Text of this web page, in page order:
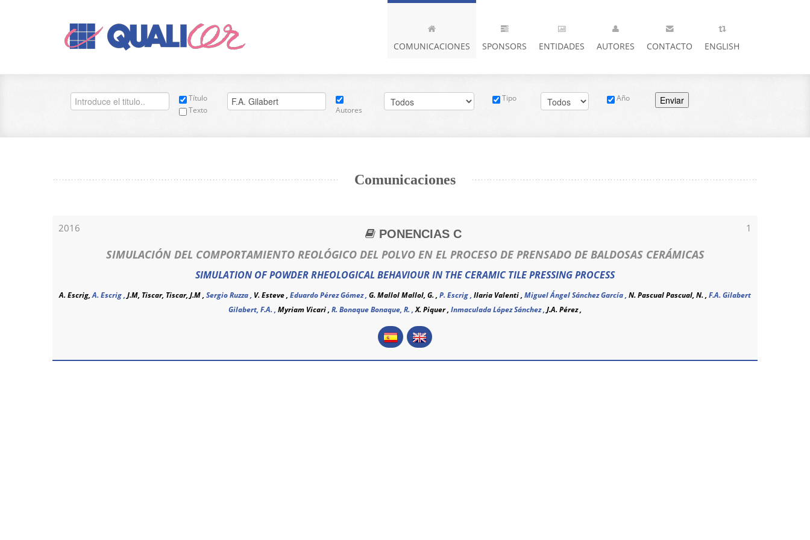
COMUNICACIONES SPONSORS ENTIDADES AUTORES CONTACTO ENGLISH
Título
Texto
Autores
Tipo Año Enviar
Comunicaciones
2016 1
PONENCIAS C
SIMULACIÓN DEL COMPORTAMIENTO REOLÓGICO DEL POLVO EN EL PROCESO DE PRENSADO DE BALDOSAS CERÁMICAS
SIMULATION OF POWDER RHEOLOGICAL BEHAVIOUR IN THE CERAMIC TILE PRESSING PROCESS
A. Escrig,A. Escrig, J.M, Tiscar, Tiscar, J.M , Sergio Ruzza , V. Esteve , Eduardo Pérez Gómez , G. Mallol Mallol, G. , P. Escrig , Ilaria Valenti , Miguel Ángel Sánchez García , N. Pascual Pascual, N. , F.A. Gilabert
Gilabert, F.A. , Myriam Vicari , R. Bonaque Bonaque, R. ,X. Piquer , Inmaculada López Sánchez , J.A. Pérez ,